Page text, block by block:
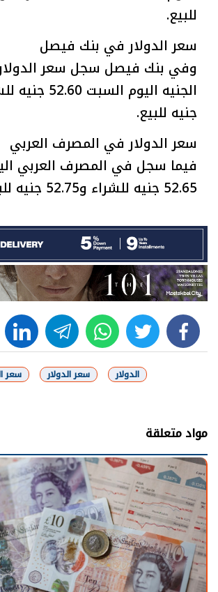
للبيع.
سعر الدولار في بنك فيصل
وفي بنك فيصل سجل سعر
جنيه للبيع.
سعر الدولار في المصرف العربي
فيما سجل في المصرف العربي
52.65 جنيه للشراء و52.75 جنيه للبيع.
facebook
twitter
whats
telegram
الدولار سعر الدولار سعر
مواد متعلقة